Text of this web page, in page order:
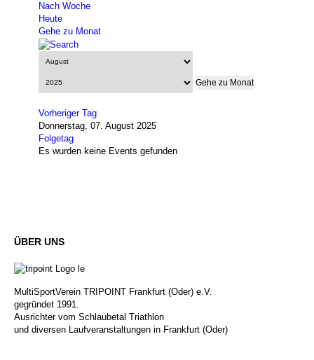
Nach Woche
Heute
Gehe zu Monat
Gehe zu Monat
Vorheriger Tag
Donnerstag, 07. August 2025
Folgetag
Es wurden keine Events gefunden
ÜBER UNS
MultiSportVerein TRIPOINT Frankfurt (Oder) e.V.
gegründet 1991.
Ausrichter vom Schlaubetal Triathlon
und diversen Laufveranstaltungen in Frankfurt (Oder)